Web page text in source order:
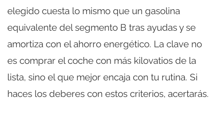
elegido cuesta lo mismo que un gasolina
equivalente del segmento B tras ayudas y se
amortiza con el ahorro energético. La clave no
es comprar el coche con más kilovatios de la
lista, sino el que mejor encaja con tu rutina. Si
haces los deberes con estos criterios, acertarás.